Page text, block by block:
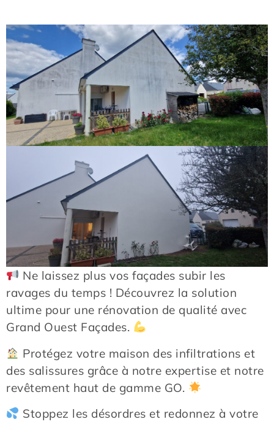
Ne laissez plus vos façades subir les
ravages du temps ! Découvrez la solution
ultime pour une rénovation de qualité avec
Grand Ouest Façades.
Protégez votre maison des infiltrations et
des salissures grâce à notre expertise et notre
revêtement haut de gamme GO.
Stoppez les désordres et redonnez à votre